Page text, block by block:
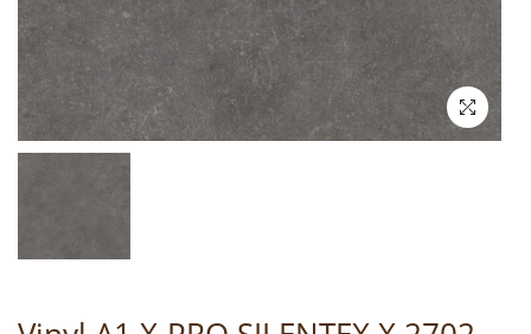
KONTAKT